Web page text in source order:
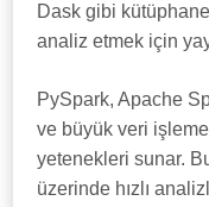
Dask gibi
analiz etmek için
PySpark, Apache
ve büyük veri
yetenekleri sunar.
üzerinde hızlı